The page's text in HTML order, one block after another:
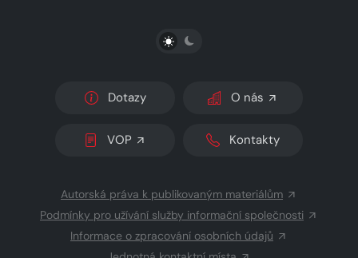
PŘEPNOUT SVĚTLÝ/TMAVÝ REŽIM
Dotazy O nás
VOP Kontakty
Autorská práva k publikovaným materiálům
Podmínky pro užívání služby informační společnosti
Informace o zpracování osobních údajů